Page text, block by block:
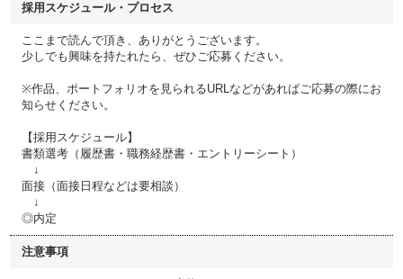
採用スケジュール・プロセス
ここまで読んで頂き、ありがとうございます。
少しでも興味を持たれたら、ぜひご応募ください。
※作品、ポートフォリオを見られるURLなどがあればご応募の際にお
知らせください。
【採用スケジュール】
書類選考（履歴書・職務経歴書・エントリーシート）
↓
面接（面接日程などは要相談）
↓
◎内定
注意事項